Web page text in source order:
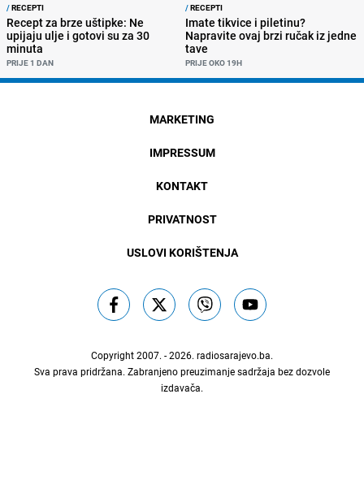
/RECEPTI
Recept za brze uštipke: Ne
upijaju ulje i gotovi su za 30
minuta
PRIJE 1 DAN
/RECEPTI
Imate tikvice i piletinu?
Napravite ovaj brzi ručak iz jedne
tave
PRIJE OKO 19H
MARKETING
IMPRESSUM
KONTAKT
PRIVATNOST
USLOVI KORIŠTENJA
Copyright 2007. - 2026. radiosarajevo.ba.
Sva prava pridržana. Zabranjeno preuzimanje sadržaja bez dozvole
izdavača.